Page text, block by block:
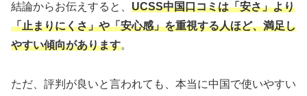
結論からお伝えすると、 UCSS中国口コミは「安さ」より
「止まりにくさ」や「安心感」を重視する人ほど、満足し
やすい傾向があります。
ただ、評判が良いと言われても、本当に中国で使いやすい